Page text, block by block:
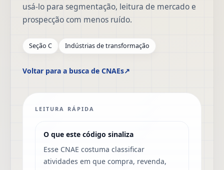
usá-lo para segmentação, leitura de mercado e
prospecção com menos ruído.
Seção C Indústrias de transformação
Voltar para a busca de CNAEs↗
LEITURA RÁPIDA
O que este código sinaliza
Esse CNAE costuma classificar
atividades em que compra, revenda,